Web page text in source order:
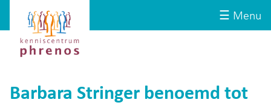
☰ Menu
Kenniscentrum
Phrenos
website
Barbara Stringer benoemd tot